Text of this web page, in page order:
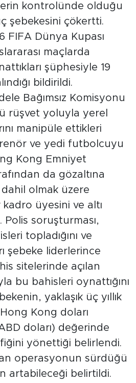
kontrolünde olduğu
şebekesini çökertti.
FIFA Dünya Kupası
maçlarda
şüphesiyle 19
bildirildi.
Bağımsız Komisyonu
rüşvet yoluyla yerel
manipüle ettikleri
ve yedi futbolcuyu
Kong Emniyet
da gözaltına
olmak üzere
üyesini ve altı
Polis soruşturması,
topladığını ve
şebeke liderlerince
sitelerinde açılan
bu bahisleri oynattığını
yaklaşık üç yıllık
Kong doları
doları) değerinde
yönettiği belirlendi.
operasyonun sürdüğü
artabileceği belirtildi.